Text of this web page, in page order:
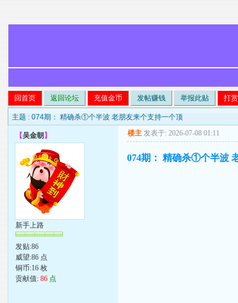
回首页 返回论坛 充值金币 发帖赚钱 举报此贴 打
主题 :074期： 精确杀①个半波 老朋友来个支持一个顶
【吴金朝 】
新手上路
发贴:86
威望:86 点
铜币:16 枚
贡献值:86 点
楼主 发表于: 2026-07-08 01:11
074期： 精确杀①个半波